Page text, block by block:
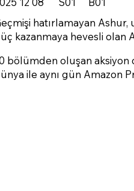
hatırlamayan Ashur,
kazanmaya hevesli olan
bölümden oluşan
ile aynı gün Amazon